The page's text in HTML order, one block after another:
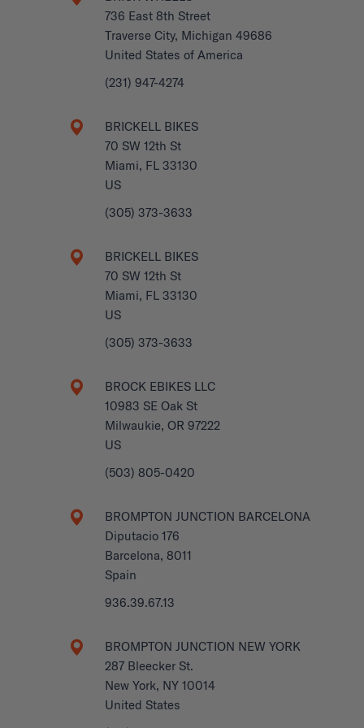
736 East 8th Street
Traverse City, Michigan 49686
United States of America
(231) 947-4274
BRICKELL BIKES
70 SW 12th St
Miami, FL 33130
US
(305) 373-3633
BRICKELL BIKES
70 SW 12th St
Miami, FL 33130
US
(305) 373-3633
BROCK EBIKES LLC
10983 SE Oak St
Milwaukie, OR 97222
US
(503) 805-0420
BROMPTON JUNCTION BARCELONA
Diputacio 176
Barcelona, 8011
Spain
936.39.67.13
BROMPTON JUNCTION NEW YORK
287 Bleecker St.
New York, NY 10014
United States